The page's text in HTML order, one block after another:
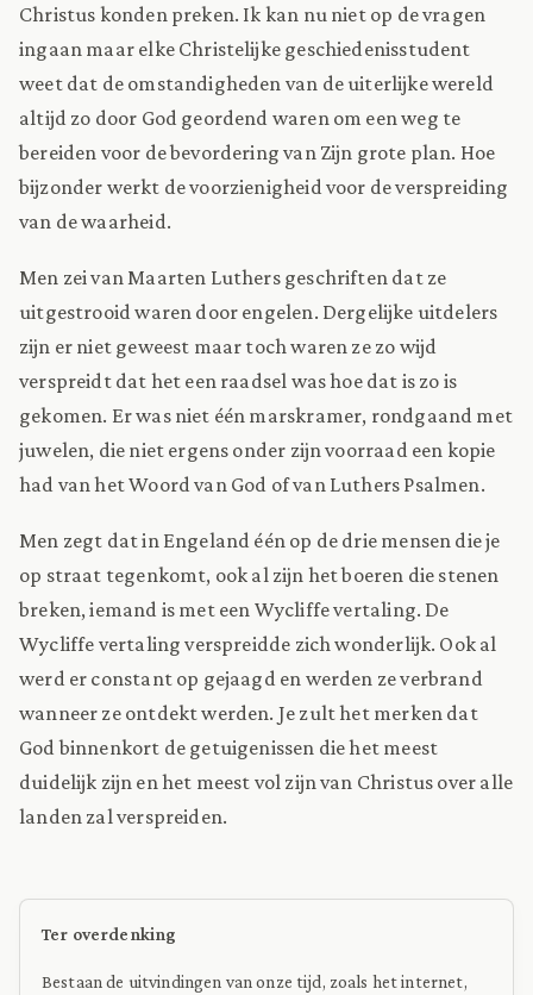
Christus konden preken. Ik kan nu niet op de vragen
ingaan maar elke Christelijke geschiedenisstudent
weet dat de omstandigheden van de uiterlijke wereld
altijd zo door God geordend waren om een weg te
bereiden voor de bevordering van Zijn grote plan. Hoe
bijzonder werkt de voorzienigheid voor de verspreiding
van de waarheid.
Men zei van Maarten Luthers geschriften dat ze
uitgestrooid waren door engelen. Dergelijke uitdelers
zijn er niet geweest maar toch waren ze zo wijd
verspreidt dat het een raadsel was hoe dat is zo is
gekomen. Er was niet één marskramer, rondgaand met
juwelen, die niet ergens onder zijn voorraad een kopie
had van het Woord van God of van Luthers Psalmen.
Men zegt dat in Engeland één op de drie mensen die je
op straat tegenkomt, ook al zijn het boeren die stenen
breken, iemand is met een Wycliffe vertaling. De
Wycliffe vertaling verspreidde zich wonderlijk. Ook al
werd er constant op gejaagd en werden ze verbrand
wanneer ze ontdekt werden. Je zult het merken dat
God binnenkort de getuigenissen die het meest
duidelijk zijn en het meest vol zijn van Christus over alle
landen zal verspreiden.
Ter overdenking
Bestaan de uitvindingen van onze tijd, zoals het internet,